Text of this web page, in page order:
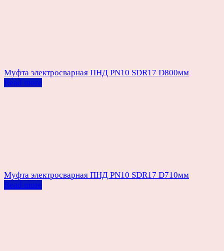
Муфта электросварная ПНД PN10 SDR17 D800мм
Read more
Муфта электросварная ПНД PN10 SDR17 D710мм
Read more